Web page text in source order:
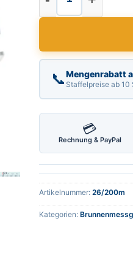
📞Mengenrabatt
Staffelpreise ab 10
💳
Rechnung & PayPal
Artikelnummer: 26/200m
Kategorien: